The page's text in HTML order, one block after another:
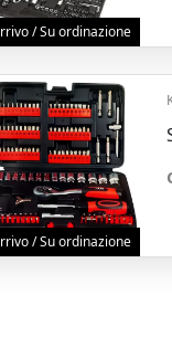
/ Su ordinazione
/ Su ordinazione